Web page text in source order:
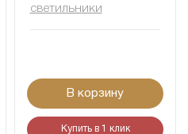
светильники
В корзину
Купить в 1 клик